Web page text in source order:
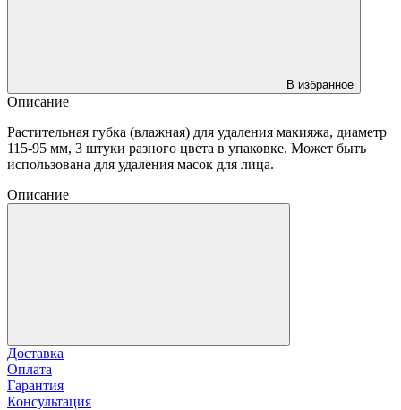
В избранное
Описание
Растительная губка (влажная) для удаления макияжа, диаметр
115-95 мм, 3 штуки разного цвета в упаковке. Может быть
использована для удаления масок для лица.
Описание
Доставка
Оплата
Гарантия
Консультация